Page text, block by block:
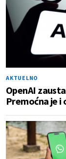
AKTUELNO
OpenAI
Premoćna je i